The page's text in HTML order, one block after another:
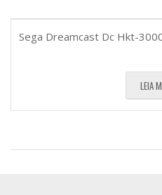
Sega Dreamcast Dc Hkt-
LEIA